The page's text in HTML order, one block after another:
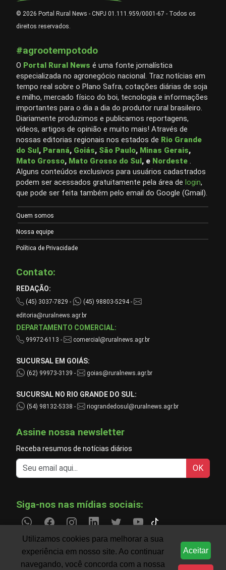
© 2026 Portal Rural News - CNPJ 01.111.959/0001-67 - Todos os
direitos reservados.
#agrootempotodo
O Portal Rural News é uma fonte jornalística
especializada no agronegócio nacional. Traz notícias em
tempo real sobre o Plano Safra, cotações diárias de soja
e milho, mercado físico do boi, tecnologia e informações
importantes para o dia a dia do produtor rural brasileiro.
Diariamente produzimos e publicamos reportagens,
vídeos, artigos de opinião e muito mais! Através de
nossas editorias regionais nos estados de Rio Grande
do Sul, Paraná, Goiás, São Paulo, Minas Gerais,
Mato Grosso, Mato Grosso do Sul, e Nordeste .
Alguns conteúdos exclusivos para usuários cadastrados
podem ser acessados gratuitamente pela área de login,
que pode ser feita também pelo email do Google (Gmail).
Quem somos
Nossa equipe
Política de Privacidade
Contato:
REDAÇÃO:
(45) 3037-7829 -
(45) 98803-5294 -
editoria@ruralnews.agr.br
DEPARTAMENTO COMERCIAL:
99972-6113 - comercial@ruralnews.agr.br
SUCURSAL EM GOIÁS:
(62) 99973-3139 - goias@ruralnews.agr.br
SUCURSAL NO RIO GRANDE DO SUL:
(54) 98132-5338 - riograndedosul@ruralnews.agr.br
Assine nossa newsletter
Receba resumos de notícias diários
OK
Siga-nos nas mídias sociais:
Utilizamos cookies para melhorar a sua
experiência em nosso site. Ao continuar
navegando, você concorda com a nossa
Aceitar
CLIMA Informações do agronegócio temporariamente